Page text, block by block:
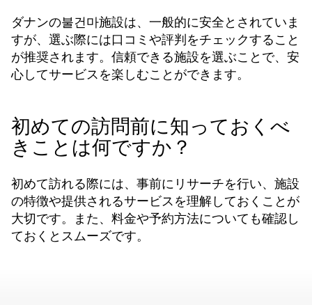
ダナンの불건마施設は、一般的に安全とされていま
すが、選ぶ際には口コミや評判をチェックすること
が推奨されます。信頼できる施設を選ぶことで、安
心してサービスを楽しむことができます。
初めての訪問前に知っておくべ
きことは何ですか？
初めて訪れる際には、事前にリサーチを行い、施設
の特徴や提供されるサービスを理解しておくことが
大切です。また、料金や予約方法についても確認し
ておくとスムーズです。